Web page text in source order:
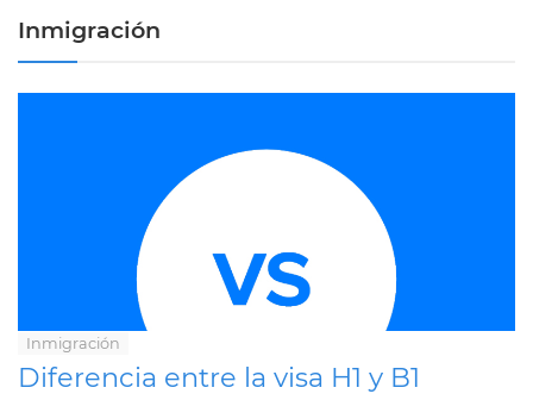
Inmigración
Inmigración
Diferencia entre la visa H1 y B1